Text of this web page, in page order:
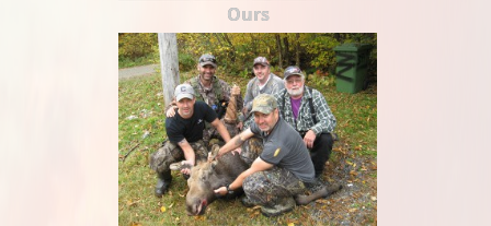
Ours